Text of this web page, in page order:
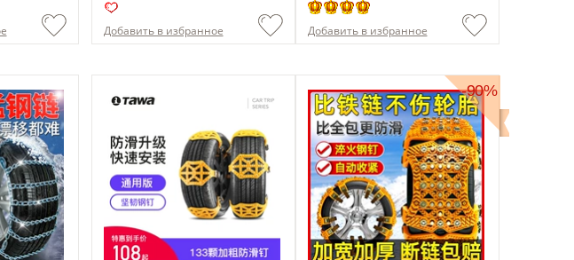
Добавить в избранное Добавить в избранное
-90%